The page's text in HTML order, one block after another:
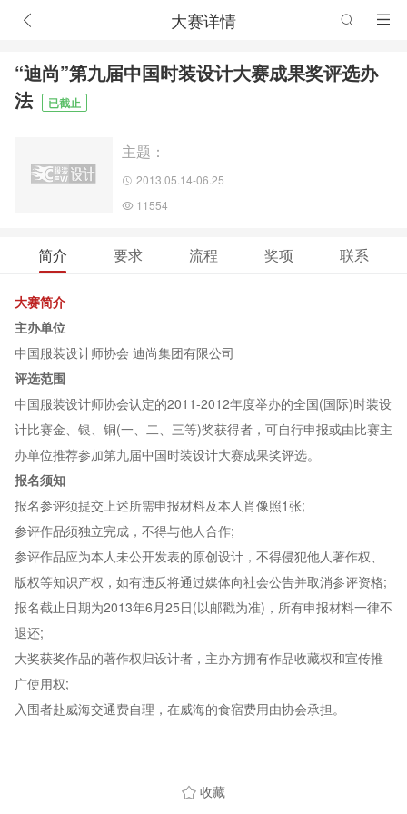
大赛详情
“迪尚”第九届中国时装设计大赛成果奖评选办
法
已截止
主题：
2013.05.14-06.25
11554
简介 要求 流程 奖项 联系
大赛简介
主办单位
中国服装设计师协会 迪尚集团有限公司
评选范围
中国服装设计师协会认定的2011-2012年度举办的全国(国际)时装设
计比赛金、银、铜(一、二、三等)奖获得者，可自行申报或由比赛主
办单位推荐参加第九届中国时装设计大赛成果奖评选。
报名须知
报名参评须提交上述所需申报材料及本人肖像照1张;
参评作品须独立完成，不得与他人合作;
参评作品应为本人未公开发表的原创设计，不得侵犯他人著作权、
版权等知识产权，如有违反将通过媒体向社会公告并取消参评资格;
报名截止日期为2013年6月25日(以邮戳为准)，所有申报材料一律不
退还;
大奖获奖作品的著作权归设计者，主办方拥有作品收藏权和宣传推
广使用权;
入围者赴威海交通费自理，在威海的食宿费用由协会承担。
收藏